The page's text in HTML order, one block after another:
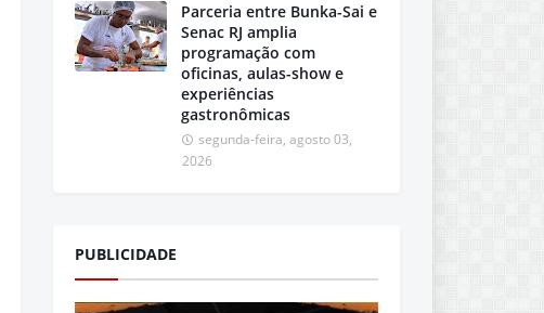
Parceria entre Bunka-Sai e
Senac RJ amplia
programação com
oficinas, aulas-show e
experiências
gastronômicas
segunda-feira, agosto 03,
2026
PUBLICIDADE